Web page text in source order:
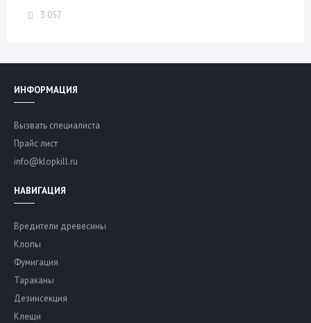
3 057
ИНФОРМАЦИЯ
Вызвать специалиста
Прайс лист
info@klopkill.ru
НАВИГАЦИЯ
Вредители древесины
Клопы
Фумигация
Тараканы
Дезинсекция
Клещи